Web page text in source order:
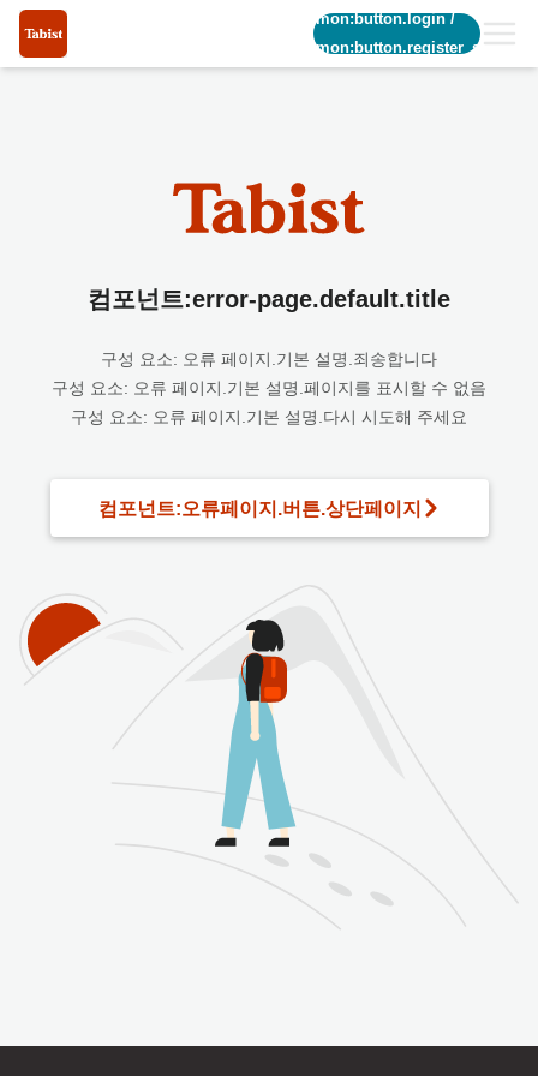
common:button.login/
common:button.register_short
컴포넌트:error-page.default.title
구성 요소: 오류 페이지.기본 설명.죄송합니다
구성 요소: 오류 페이지.기본 설명.페이지를 표시할 수 없음
구성 요소: 오류 페이지.기본 설명.다시 시도해 주세요
컴포넌트:오류페이지.버튼.상단페이지